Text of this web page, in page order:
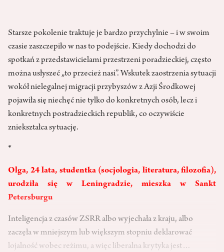
Starsze pokolenie traktuje je bardzo przychylnie – i w swoim
czasie zaszczepiło w nas to podejście. Kiedy dochodzi do
spotkań z przedstawicielami przestrzeni poradzieckiej, często
można usłyszeć „to przecież nasi”. Wskutek zaostrzenia sytuacji
wokół nielegalnej migracji przybyszów z Azji Środkowej
pojawiła się niechęć nie tylko do konkretnych osób, lecz i
konkretnych postradzieckich republik, co oczywiście
zniekształca sytuację.
*
Olga, 24 lata, studentka (socjologia, literatura, filozofia),
urodziła się w Leningradzie, mieszka w Sankt
Petersburgu
Inteligencja z czasów ZSRR albo wyjechała z kraju, albo
zaczęła w mniejszym lub większym stopniu deklarować
lojalność wobec reżimu, a więc liberalna krytyka jest…